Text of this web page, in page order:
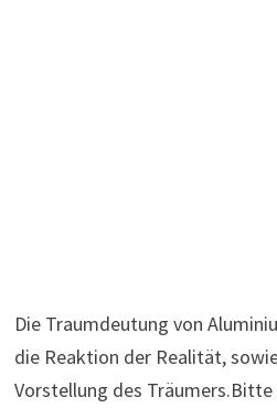
Die Traumdeutung von
die Reaktion der Realität,
Vorstellung des Träumers.Bitte